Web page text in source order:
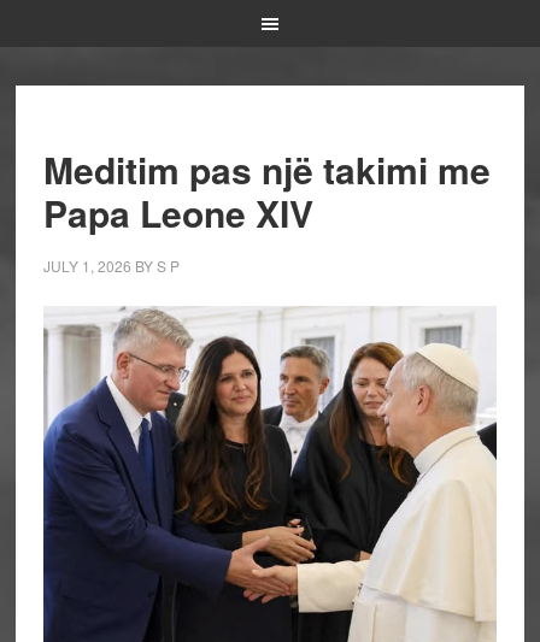
Meditim pas një takimi me
Papa Leone XIV
JULY 1, 2026 BYS P